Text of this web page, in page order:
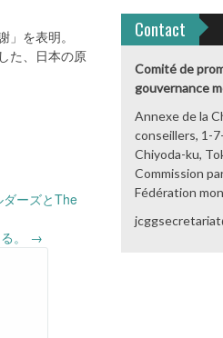
を表明。
た、日本の原
ーズとThe
。
→
Contact
Comité de
gouvernance
Annexe de la
conseillers, 1-
Chiyoda-ku,
Commission
Fédération